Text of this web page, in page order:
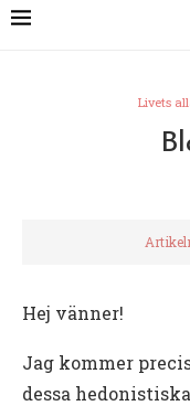
Livets
Hej vänner!
Jag kommer
dessa